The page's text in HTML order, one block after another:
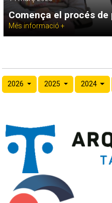
Comença el procés
Més informació +
2026 2025 2024